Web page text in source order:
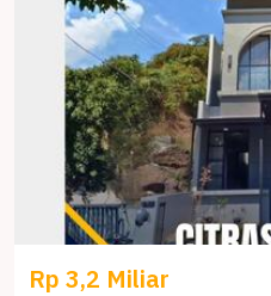
Rp 3,2 Miliar